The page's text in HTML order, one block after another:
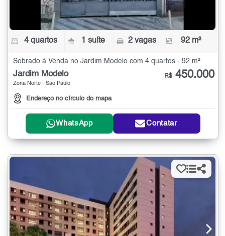
4 quartos 1 suíte 2 vagas 92 m²
Sobrado à Venda no Jardim Modelo com 4 quartos - 92 m²
Jardim Modelo
Zona Norte - São Paulo
Endereço no círculo do mapa
R$ 450.000
WhatsApp Contatar